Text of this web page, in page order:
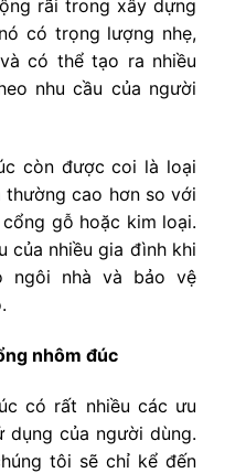
rãi trong xây dựng
có trọng lượng nhẹ,
có thể tạo ra nhiều
nhu cầu của người
còn được coi là loại
cao hơn so với
gỗ hoặc kim loại.
của nhiều gia đình khi
ngôi nhà và bảo vệ
nhôm đúc
có rất nhiều các ưu
của người dùng.
tôi sẽ chỉ kể đến